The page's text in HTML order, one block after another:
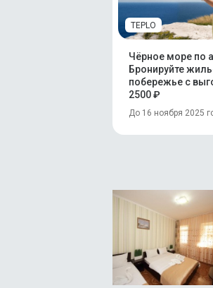
TEPLO
Чёрное море по
Бронируйте
побережье с
2500 ₽
До 16 ноября 2025